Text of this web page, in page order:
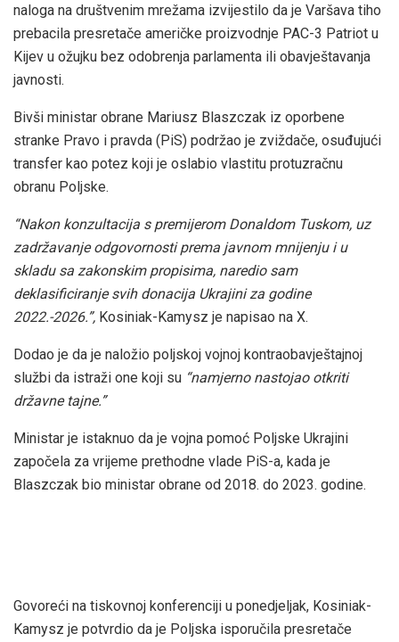
naloga na društvenim mrežama izvijestilo da je Varšava tiho
prebacila presretače američke proizvodnje PAC-3 Patriot u
Kijev u ožujku bez odobrenja parlamenta ili obavještavanja
javnosti.
Bivši ministar obrane Mariusz Blaszczak iz oporbene
stranke Pravo i pravda (PiS) podržao je zviždače, osuđujući
transfer kao potez koji je oslabio vlastitu protuzračnu
obranu Poljske.
“Nakon konzultacija s premijerom Donaldom Tuskom, uz
zadržavanje odgovornosti prema javnom mnijenju i u
skladu sa zakonskim propisima, naredio sam
deklasificiranje svih donacija Ukrajini za godine
2022.-2026.”, Kosiniak-Kamysz je napisao na X.
Dodao je da je naložio poljskoj vojnoj kontraobavještajnoj
službi da istraži one koji su “namjerno nastojao otkriti
državne tajne.”
Ministar je istaknuo da je vojna pomoć Poljske Ukrajini
započela za vrijeme prethodne vlade PiS-a, kada je
Blaszczak bio ministar obrane od 2018. do 2023. godine.
Govoreći na tiskovnoj konferenciji u ponedjeljak, Kosiniak-
Kamysz je potvrdio da je Poljska isporučila presretače